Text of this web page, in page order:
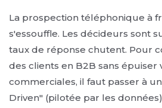
La prospection téléphonique à
s'essouffle. Les décideurs sont
taux de réponse chutent. Pour
des clients en B2B sans épuiser
commerciales, il faut passer à
Driven" (pilotée par les